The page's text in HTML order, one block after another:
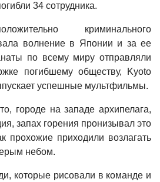
34 сотрудника.
криминального
волнение в Японии и за ее
по всему миру отправляли
погибшему обществу, Kyoto
успешные мультфильмы.
городе на западе архипелага,
запах горения пронизывал это
прохожие приходили возлагать
небом.
которые рисовали в команде и